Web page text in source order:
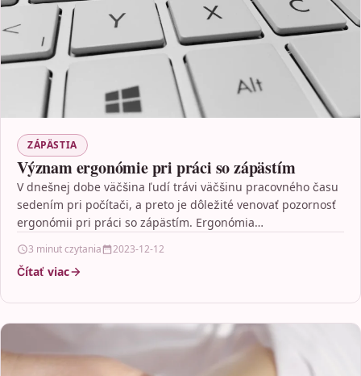
ZÁPÄSTIA
Význam ergonómie pri práci so zápästím
V dnešnej dobe väčšina ľudí trávi väčšinu pracovného času
sedením pri počítači, a preto je dôležité venovať pozornosť
ergonómii pri práci so zápästím. Ergonómia…
3 minut czytania 2023-12-12
Čítať viac